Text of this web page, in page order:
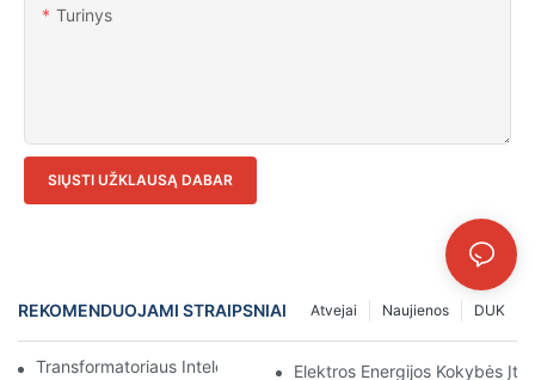
Turinys
SIŲSTI UŽKLAUSĄ DABAR
REKOMENDUOJAMI STRAIPSNIAI DUK
Naujienos
Atvejai
Transformatoriaus Intelektualizavimas Elektrinėje
Elektros Energijos Kokybės